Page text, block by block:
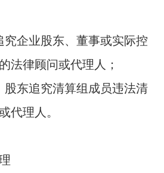
企业股东、董事或实际控
法律顾问或代理人；
东追究清算组成员违法清
代理人。